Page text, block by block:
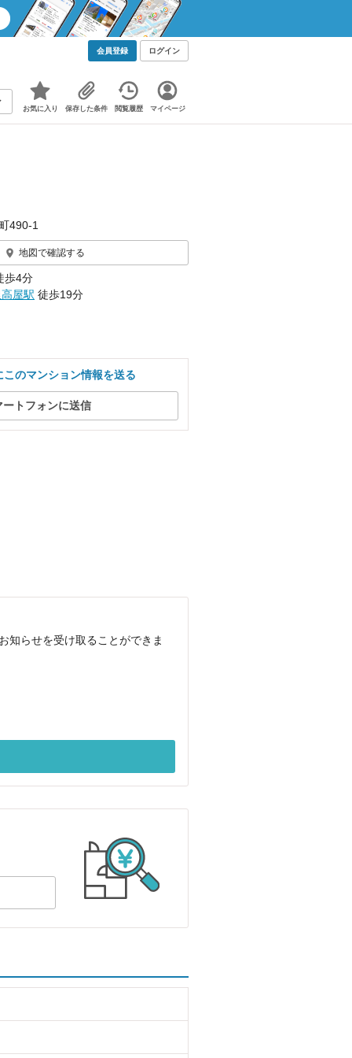
会員登録 ログイン
お気に入り 保存した条件 閲覧履歴 マイページ
490‐1
地図で確認する
歩4分
屋駅 徒歩19分
のマンション情報を送る
トフォンに送信
知らせを受け取ることができま